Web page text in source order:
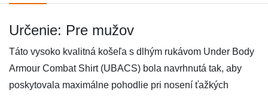
Určenie: Pre mužov
Táto vysoko kvalitná košeľa s dlhým rukávom Under Body
Armour Combat Shirt (UBACS) bola navrhnutá tak, aby
poskytovala maximálne pohodlie pri nosení ťažkých